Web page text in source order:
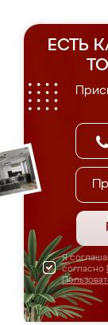
ЕСТЬ
Я
согласно